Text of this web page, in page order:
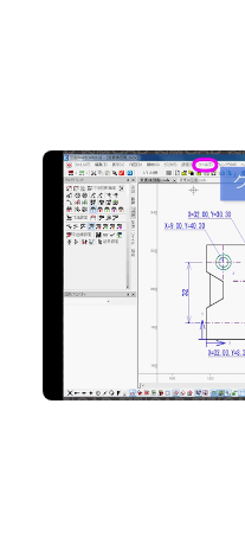
No.74 “図面比較”で
2D CAD